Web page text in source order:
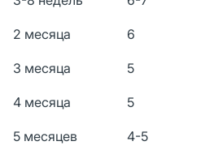
2 месяца 6
3 месяца 5
4 месяца 5
5 месяцев 4-5